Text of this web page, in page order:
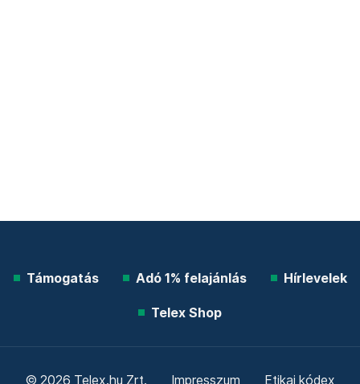
Támogatás Adó 1% felajánlás Hírlevelek
Telex Shop
© 2026 Telex.hu Zrt. Impresszum Etikai kódex